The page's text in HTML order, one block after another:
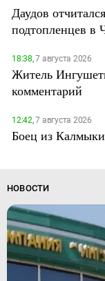
Даудов
подтопленцев в
18:38,7 августа 2026
Житель
комментарий
12:42,7 августа 2026
Боец из
НОВОСТИ